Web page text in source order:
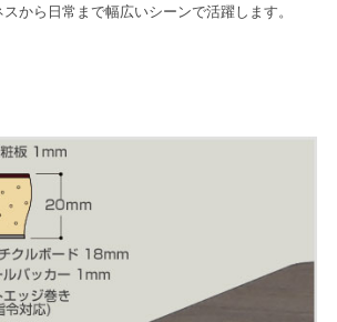
から日常まで幅広いシーンで活躍します。